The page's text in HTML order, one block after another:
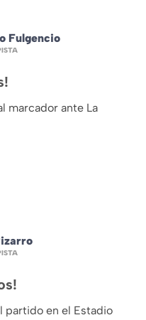
Fulgencio
marcador ante La
partido en el Estadio